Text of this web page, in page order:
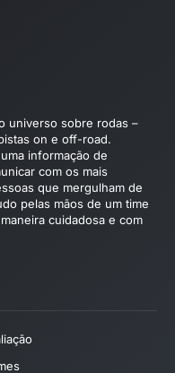
universo sobre rodas –
on e off-road.
informação de
com os mais
que mergulham de
pelas mãos de um time
cuidadosa e com